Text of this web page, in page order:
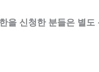
을 신청한 분들은 별도